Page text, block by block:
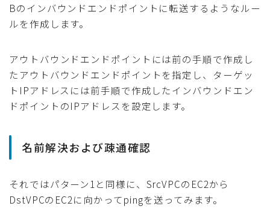
Bのインバウンドエンドポイントに転送するようなルー
ルを作成します。
アウトバウンドエンドポイントには前の手順で作成し
たアウトバウンドエンドポイントを指定し、ターゲッ
トIPアドレスには前手順で作成したインバウンドエン
ドポイントのIPアドレスを設定します。
名前解決および疎通確認
それではパターン1と同様に、SrcVPCのEC2から
DstVPCのEC2に向かってpingを送ってみます。